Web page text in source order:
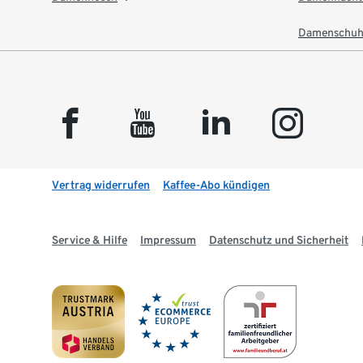
facebook youtube linkedin instagram
Vertrag widerrufen Kaffee-Abo kündigen
Service & Hilfe Impressum Datenschutz und Sicherheit